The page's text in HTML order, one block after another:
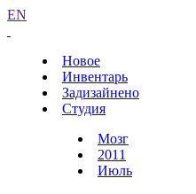
EN
Новое
Инвентарь
Задизайнено
Студия
Мозг
2011
Июль